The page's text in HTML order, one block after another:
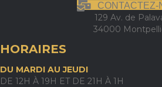
CONTACTEZ-
129 Av. de
34000
HORAIRES
DU MARDI AU JEUDI
DE 12H À 19H ET DE 21H À 1H